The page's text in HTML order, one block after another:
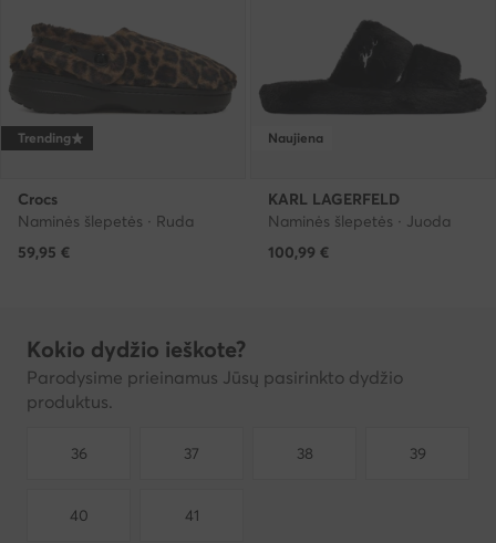
Trending
Crocs
Naminės šlepetės · Ruda
59,95 €
Naujiena
KARL LAGERFELD
Naminės šlepetės · Juoda
100,99 €
Kokio dydžio ieškote?
Parodysime prieinamus Jūsų pasirinkto dydžio
produktus.
36 37 38 39
40 41